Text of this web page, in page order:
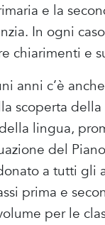
e la
In ogni
chiarimenti e
anni c’è
scoperta
lingua,
del
a tutti gli
prima e
per le